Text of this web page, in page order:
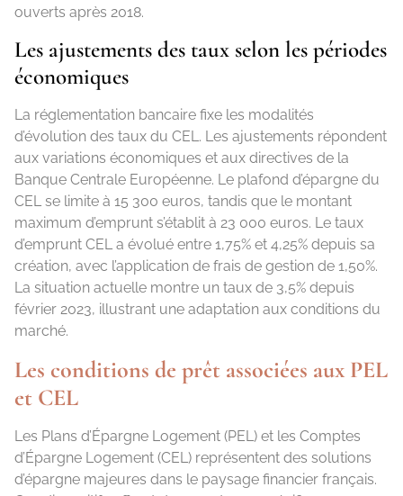
ouverts après 2018.
Les ajustements des taux selon les périodes
économiques
La réglementation bancaire fixe les modalités
d’évolution des taux du CEL. Les ajustements répondent
aux variations économiques et aux directives de la
Banque Centrale Européenne. Le plafond d’épargne du
CEL se limite à 15 300 euros, tandis que le montant
maximum d’emprunt s’établit à 23 000 euros. Le taux
d’emprunt CEL a évolué entre 1,75% et 4,25% depuis sa
création, avec l’application de frais de gestion de 1,50%.
La situation actuelle montre un taux de 3,5% depuis
février 2023, illustrant une adaptation aux conditions du
marché.
Les conditions de prêt associées aux PEL
et CEL
Les Plans d’Épargne Logement (PEL) et les Comptes
d’Épargne Logement (CEL) représentent des solutions
d’épargne majeures dans le paysage financier français.